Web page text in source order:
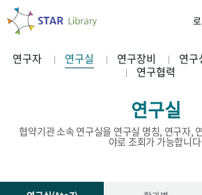
연구자 연구실 연구장비 연구
연구협력
연구실
협약기관 소속 연구실을 연구실 명칭, 연구자,
야로 조회가 가능합니